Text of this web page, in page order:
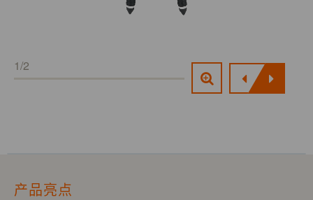
1/2
产品亮点